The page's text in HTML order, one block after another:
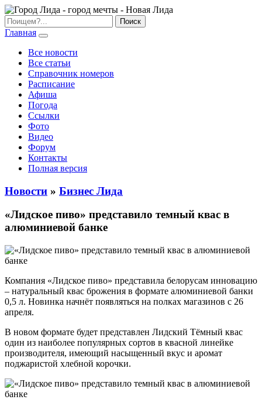
Главная
Все новости
Все статьи
Справочник номеров
Расписание
Афиша
Погода
Ссылки
Фото
Видео
Форум
Контакты
Полная версия
Новости » Бизнес Лида
«Лидское пиво» представило темный квас в
алюминиевой банке
Компания «Лидское пиво» представила белорусам инновацию
– натуральный квас брожения в формате алюминиевой банки
0,5 л. Новинка начнёт появляться на полках магазинов с 26
апреля.
В новом формате будет представлен Лидский Тёмный квас
один из наиболее популярных сортов в квасной линейке
производителя, имеющий насыщенный вкус и аромат
поджаристой хлебной корочки.